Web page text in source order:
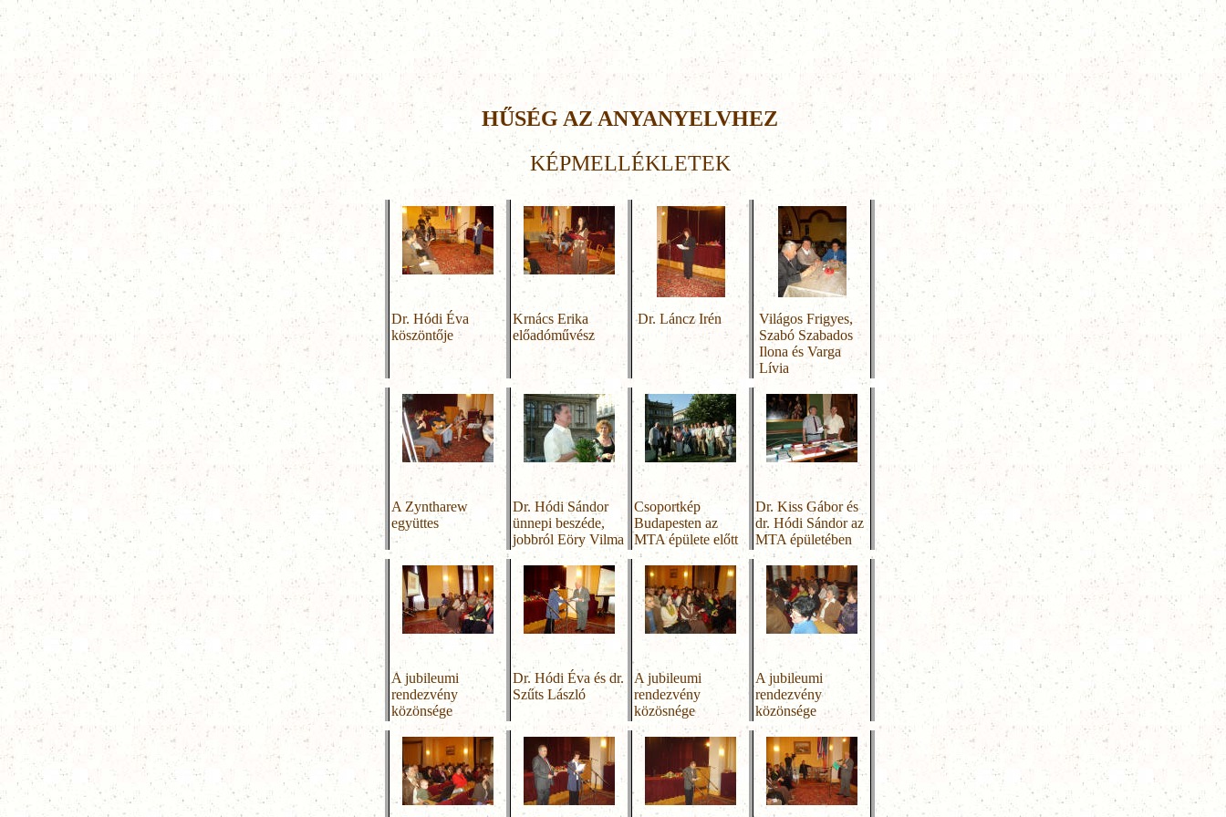
HŰSÉG AZ ANYANYELVHEZ
KÉPMELLÉKLETEK
Dr. Hódi Éva
köszöntője
Krnács Erika
előadóművész
Dr. Láncz Irén
Világos Frigyes,
Szabó Szabados
Ilona és Varga
Lívia
A Zyntharew
együttes
Dr. Hódi Sándor
ünnepi beszéde,
jobbról Eöry Vilma
Csoportkép
Budapesten az
MTA épülete előtt
Dr. Kiss Gábor és
dr. Hódi Sándor az
MTA épületében
A jubileumi
rendezvény
közönsége
Dr. Hódi Éva és dr.
Szűts László
A jubileumi
rendezvény
közösnége
A jubileumi
rendezvény
közönsége